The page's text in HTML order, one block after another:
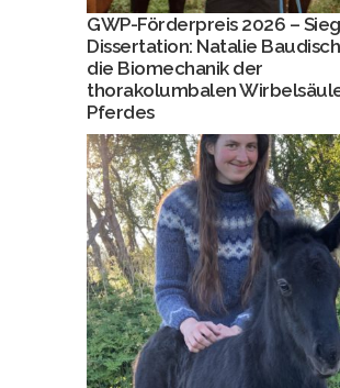
GWP-Förderpreis 2026 –
Dissertation: Natalie
die Biomechanik der
thorakolumbalen
Pferdes